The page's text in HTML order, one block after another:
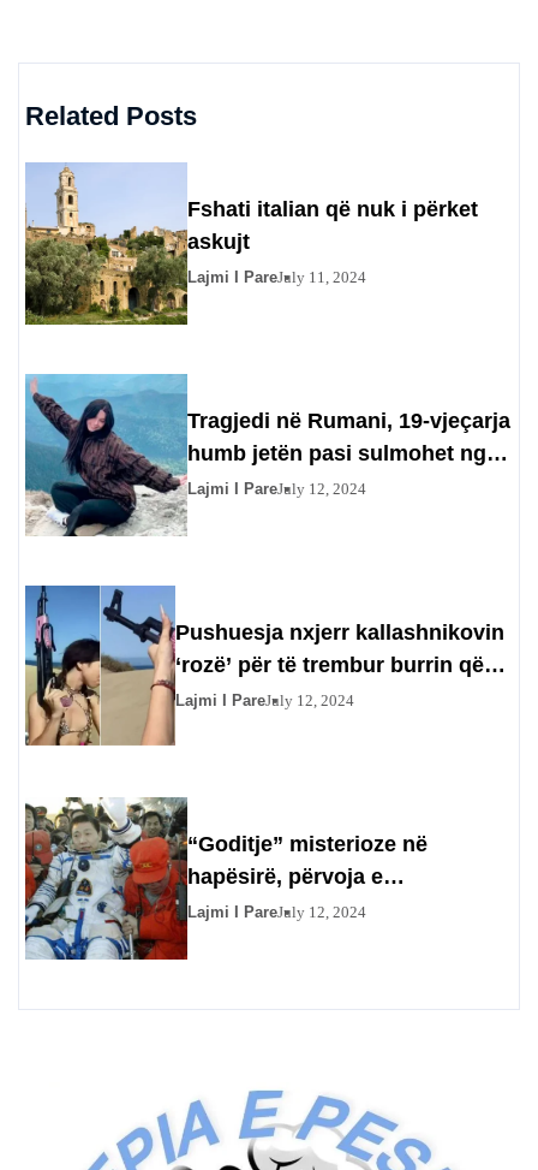
Related Posts
Fshati italian që nuk i përket
askujt
Lajmi I PareJuly 11, 2024
Tragjedi në Rumani, 19-vjeçarja
humb jetën pasi sulmohet nga
ariu, i dashuri…
Lajmi I PareJuly 12, 2024
Pushuesja nxjerr kallashnikovin
‘rozë’ për të trembur burrin që
provokonte gratë në plazhin e
Lajmi I PareJuly 12, 2024
“Goditje” misterioze në
hapësirë, përvoja e
pashpjegueshme e
Lajmi I PareJuly 12, 2024